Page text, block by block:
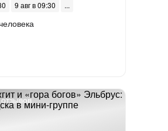
9 авг в 09:30